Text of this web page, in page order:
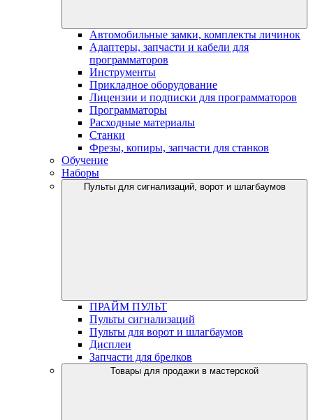
Автомобильные замки, комплекты личинок
Адаптеры, запчасти и кабели для
программаторов
Инструменты
Прикладное оборудование
Лицензии и подписки для программаторов
Программаторы
Расходные материалы
Станки
Фрезы, копиры, запчасти для станков
Обучение
Наборы
Пульты для сигнализаций, ворот и шлагбаумов
ПРАЙМ ПУЛЬТ
Пульты сигнализаций
Пульты для ворот и шлагбаумов
Дисплеи
Запчасти для брелков
Товары для продажи в мастерской